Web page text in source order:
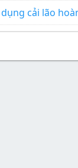
cải lão